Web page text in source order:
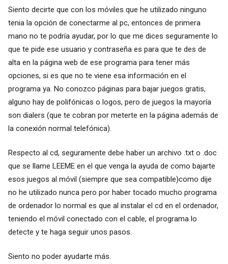
Siento decirte que con los móviles que he utilizado ninguno
tenia la opción de conectarme al pc, entonces de primera
mano no te podría ayudar, por lo que me dices seguramente lo
que te pide ese usuario y contraseña es para que te des de
alta en la página web de ese programa para tener más
opciones, si es que no te viene esa información en el
programa ya. No conozco páginas para bajar juegos gratis,
alguno hay de polifónicas o logos, pero de juegos la mayoría
son dialers (que te cobran por meterte en la página además de
la conexión normal telefónica).
Respecto al cd, seguramente debe haber un archivo .txt o .doc
que se llame LEEME en el que venga la ayuda de como bajarte
esos juegos al móvil (siempre que sea compatible)como dije
no he utilizado nunca pero por haber tocado mucho programa
de ordenador lo normal es que al instalar el cd en el ordenador,
teniendo el móvil conectado con el cable, el programa lo
detecte y te haga seguir unos pasos.
Siento no poder ayudarte más.